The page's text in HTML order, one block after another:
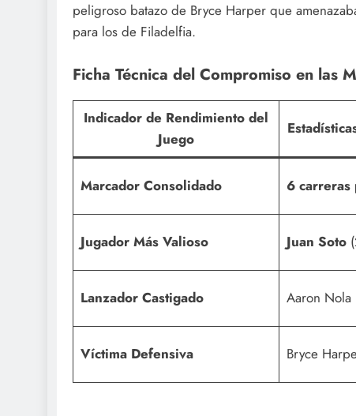
peligroso batazo de Bryce Harper que
para los de Filadelfia.
Ficha Técnica del Compromiso en las
Indicador de Rendimiento del
Juego
Marcador Consolidado 6 carreras
Jugador Más Valioso Juan Soto
Lanzador Castigado Aaron Nola
Víctima Defensiva Bryce